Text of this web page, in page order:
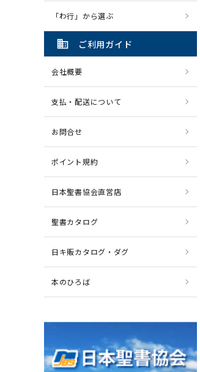
「わ行」から選ぶ
domain ご利用ガイド
会社概要
支払・配送について
お問合せ
ポイント規約
日本聖書協会直営店
聖書カタログ
日キ販カタログ・ダグ
本のひろば